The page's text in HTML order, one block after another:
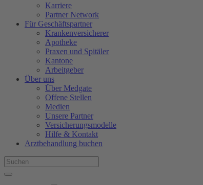
Karriere
Partner Network
Für Geschäftspartner
Krankenversicherer
Apotheke
Praxen und Spitäler
Kantone
Arbeitgeber
Über uns
Über Medgate
Offene Stellen
Medien
Unsere Partner
Versicherungsmodelle
Hilfe & Kontakt
Arztbehandlung buchen